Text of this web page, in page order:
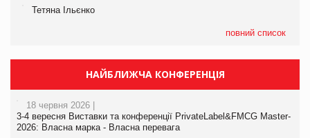
Тетяна Ільєнко
повний список
НАЙБЛИЖЧА КОНФЕРЕНЦІЯ
18 червня 2026 |
3-4 вересня Виставки та конференції PrivateLabel&FMCG Master-
2026: Власна марка - Власна перевага